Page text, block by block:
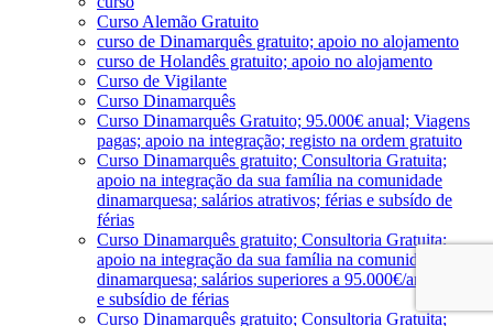
Curso Alemão Gratuito
curso de Dinamarquês gratuito; apoio no alojamento
curso de Holandês gratuito; apoio no alojamento
Curso de Vigilante
Curso Dinamarquês
Curso Dinamarquês Gratuito; 95.000€ anual; Viagens
pagas; apoio na integração; registo na ordem gratuito
Curso Dinamarquês gratuito; Consultoria Gratuita;
apoio na integração da sua família na comunidade
dinamarquesa; salários atrativos; férias e subsído de
férias
Curso Dinamarquês gratuito; Consultoria Gratuita;
apoio na integração da sua família na comunidade
dinamarquesa; salários superiores a 95.000€/ano; férias
e subsídio de férias
Curso Dinamarquês gratuito; Consultoria Gratuita;